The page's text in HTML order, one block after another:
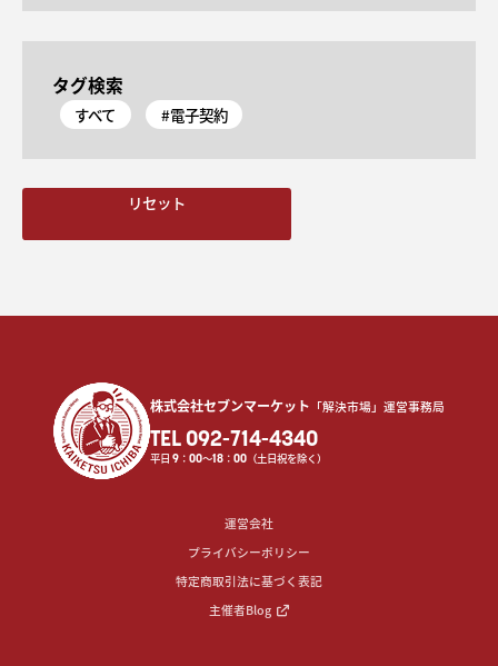
タグ検索
すべて #電子契約
リセット
株式会社セブンマーケット 「解決市場」運営事務局
TEL 092-714-4340
平日9 ：00〜18 ：00 （土日祝を除く）
運営会社
プライバシーポリシー
特定商取引法に基づく表記
主催者Blog